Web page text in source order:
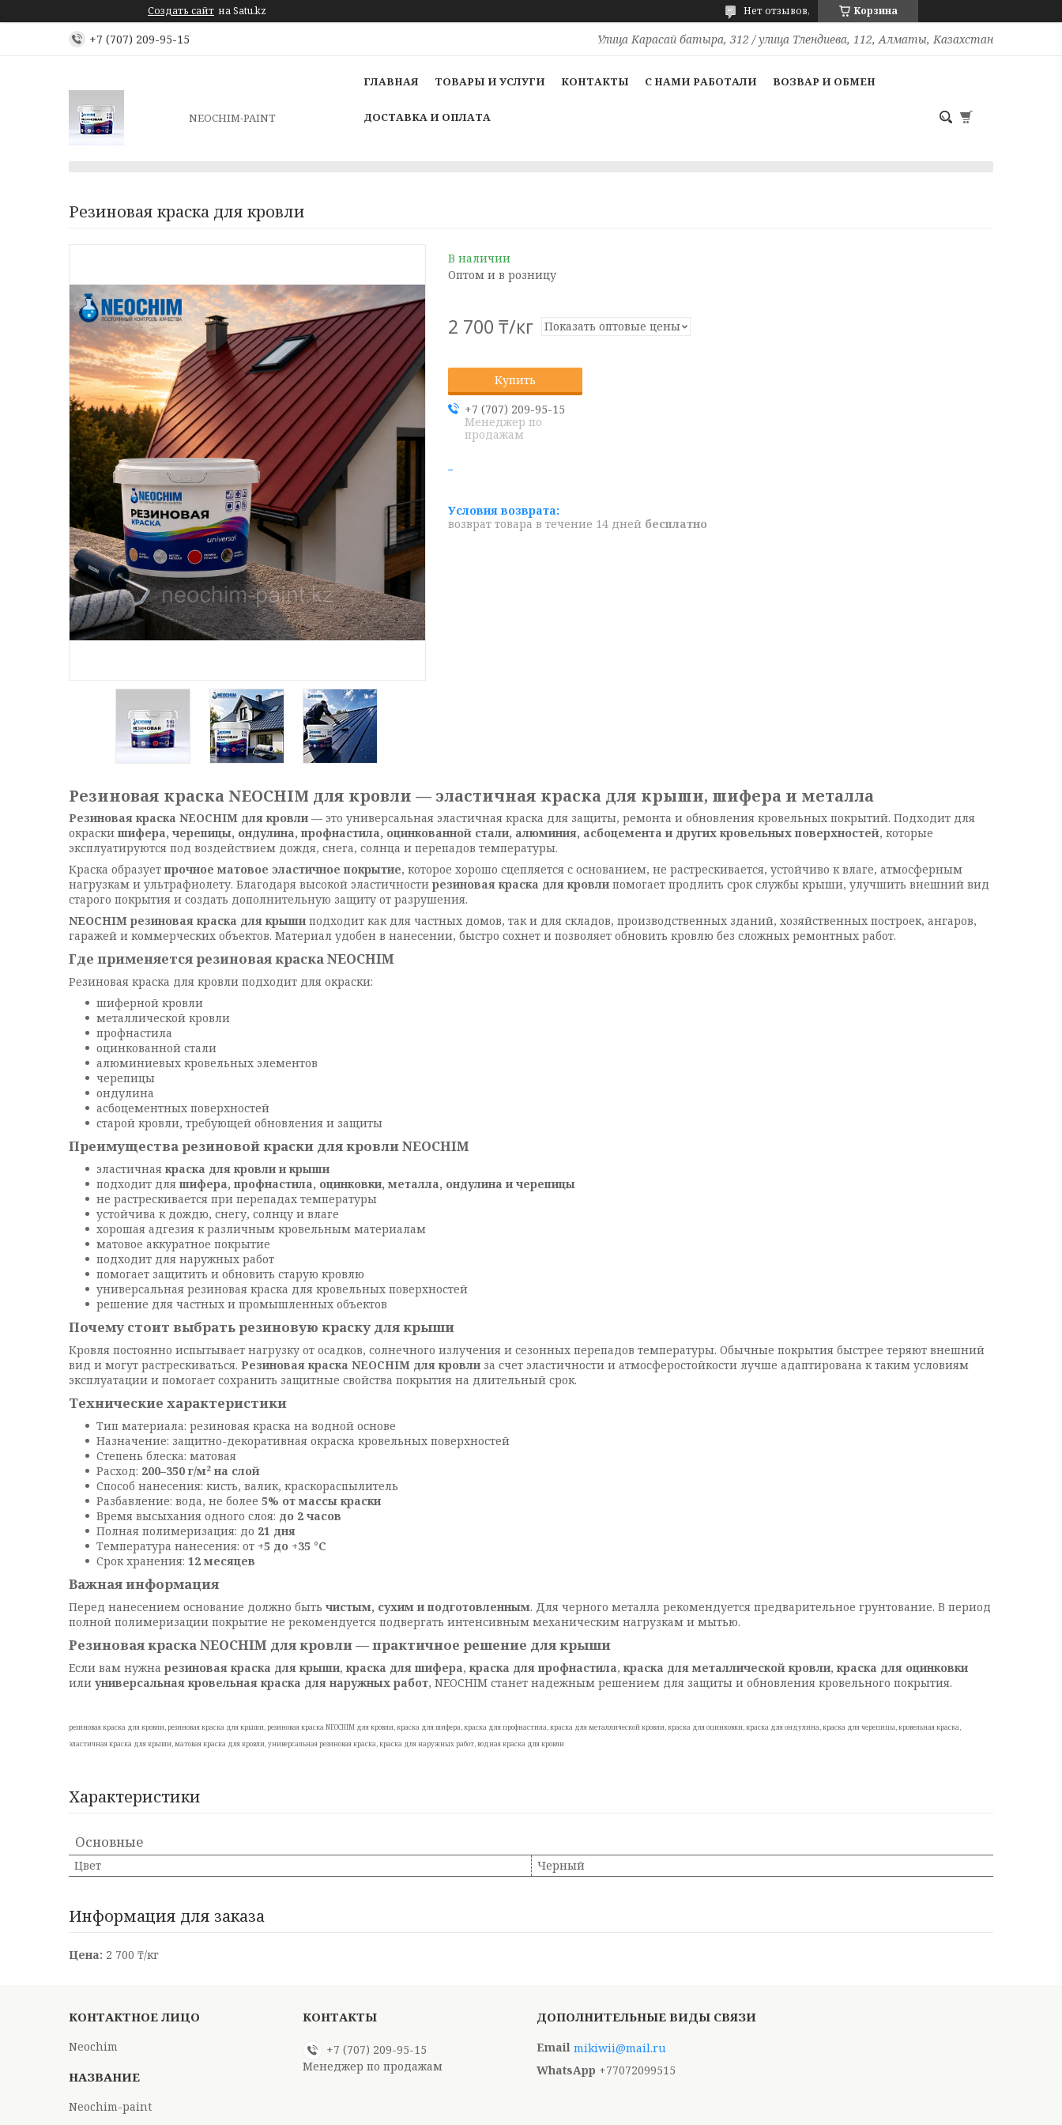
Создать сайт на Satu.kz Корзина
Нет отзывов,
+7 (707) 209-95-15 Улица Карасай батыра, 312 / улица Тлендиева, 112, Алматы, Казахстан
NEOCHIM-PAINT
ГЛАВНАЯ ТОВАРЫ И УСЛУГИ КОНТАКТЫ С НАМИ РАБОТАЛИ ВОЗВАР И ОБМЕН
ДОСТАВКА И ОПЛАТА
Резиновая краска для кровли
В наличии
Оптом и в розницу
2 700 ₸/кг Показать оптовые цены
Купить
+7 (707) 209-95-15
Менеджер по
продажам
возврат товара в течение 14 дней бесплатно
Резиновая краска NEOCHIM для кровли — эластичная краска для крыши, шифера и металла
Резиновая краска NEOCHIM для кровли — это универсальная эластичная краска для защиты, ремонта и обновления кровельных покрытий. Подходит для
окраски шифера, черепицы, ондулина, профнастила, оцинкованной стали, алюминия, асбоцемента и других кровельных поверхностей, которые
эксплуатируются под воздействием дождя, снега, солнца и перепадов температуры.
Краска образует прочное матовое эластичное покрытие, которое хорошо сцепляется с основанием, не растрескивается, устойчиво к влаге, атмосферным
нагрузкам и ультрафиолету. Благодаря высокой эластичности резиновая краска для кровли помогает продлить срок службы крыши, улучшить внешний вид
старого покрытия и создать дополнительную защиту от разрушения.
NEOCHIM резиновая краска для крыши подходит как для частных домов, так и для складов, производственных зданий, хозяйственных построек, ангаров,
гаражей и коммерческих объектов. Материал удобен в нанесении, быстро сохнет и позволяет обновить кровлю без сложных ремонтных работ.
Где применяется резиновая краска NEOCHIM
Резиновая краска для кровли подходит для окраски:
шиферной кровли
металлической кровли
профнастила
оцинкованной стали
алюминиевых кровельных элементов
черепицы
ондулина
асбоцементных поверхностей
старой кровли, требующей обновления и защиты
Преимущества резиновой краски для кровли NEOCHIM
эластичная краска для кровли и крыши
подходит для шифера, профнастила, оцинковки, металла, ондулина и черепицы
не растрескивается при перепадах температуры
устойчива к дождю, снегу, солнцу и влаге
хорошая адгезия к различным кровельным материалам
матовое аккуратное покрытие
подходит для наружных работ
помогает защитить и обновить старую кровлю
универсальная резиновая краска для кровельных поверхностей
решение для частных и промышленных объектов
Почему стоит выбрать резиновую краску для крыши
Кровля постоянно испытывает нагрузку от осадков, солнечного излучения и сезонных перепадов температуры. Обычные покрытия быстрее теряют внешний
вид и могут растрескиваться. Резиновая краска NEOCHIM для кровли за счет эластичности и атмосферостойкости лучше адаптирована к таким условиям
эксплуатации и помогает сохранить защитные свойства покрытия на длительный срок.
Технические характеристики
Тип материала: резиновая краска на водной основе
Назначение: защитно-декоративная окраска кровельных поверхностей
Степень блеска: матовая
Расход: 200–350 г/м² на слой
Способ нанесения: кисть, валик, краскораспылитель
Разбавление: вода, не более 5% от массы краски
Время высыхания одного слоя: до 2 часов
Полная полимеризация: до 21 дня
Температура нанесения: от +5 до +35 °C
Срок хранения: 12 месяцев
Важная информация
Перед нанесением основание должно быть чистым, сухим и подготовленным. Для черного металла рекомендуется предварительное грунтование. В период
полной полимеризации покрытие не рекомендуется подвергать интенсивным механическим нагрузкам и мытью.
Резиновая краска NEOCHIM для кровли — практичное решение для крыши
Если вам нужна резиновая краска для крыши, краска для шифера, краска для профнастила, краска для металлической кровли, краска для оцинковки
или универсальная кровельная краска для наружных работ, NEOCHIM станет надежным решением для защиты и обновления кровельного покрытия.
резиновая краска для кровли, резиновая краска для крыши, резиновая краска NEOCHIM для кровли, краска для шифера, краска для профнастила, краска для металлической кровли, краска для оцинковки, краска для ондулина, краска для черепицы, кровельная краска,
эластичная краска для крыши, матовая краска для кровли, универсальная резиновая краска, краска для наружных работ, водная краска для кровли
Характеристики
Основные
Цвет Черный
Информация для заказа
Цена: 2 700 ₸/кг
Neochim
Neochim-paint
+7 (707) 209-95-15
Менеджер по продажам
mikiwii@mail.ru
+77072099515